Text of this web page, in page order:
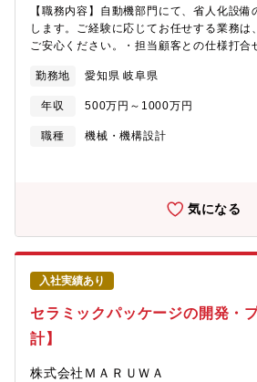
古屋市全区の平均値が9.8万円で、大垣市
型店舗まで充実しており、ショッピングモ
す・子育て支援が充実 高校生世代まで通
家庭児童教室・病児保育など預け先も充実
【職務内容】自動機部門にて、省人化設
します。ご経験に応じてお任せする業務は
ご安心ください。・担当顧客との仕様打合
務・詳細図面作成・必要に応じて、組立
設計・電気設計のどちらかでのスペシャリ
を活かしつつ、将来的に機械または電気に
けていきたい方を歓迎しております。【募
始。柱となる事業へ成長していくためにス
計担当者：３名電子設計担当者：２名【当
社は、ガスバルブや省エネ機器であるエコ
ブ、住宅用燃料電池や水素を制御するバル
ます。世界で3社しか量産できないガスバ
ど、卓越した技術を保有し、日本だけでな
を届けています。・取引先はコロナ・ノー
パナソニック・東芝・アイシンなど、日本
す。お風呂のお湯沸かし器などではほぼ
が使用されています。【ポジションの魅力
ることができます。・業界問わず対応して
勤務地 愛知県 岐阜県
年収 500万円～1000万円
職種
機械・機構設計
気になる
入社実績あり
セラミックパッケージの開発・
計】
株式会社ＭＡＲＵＷＡ